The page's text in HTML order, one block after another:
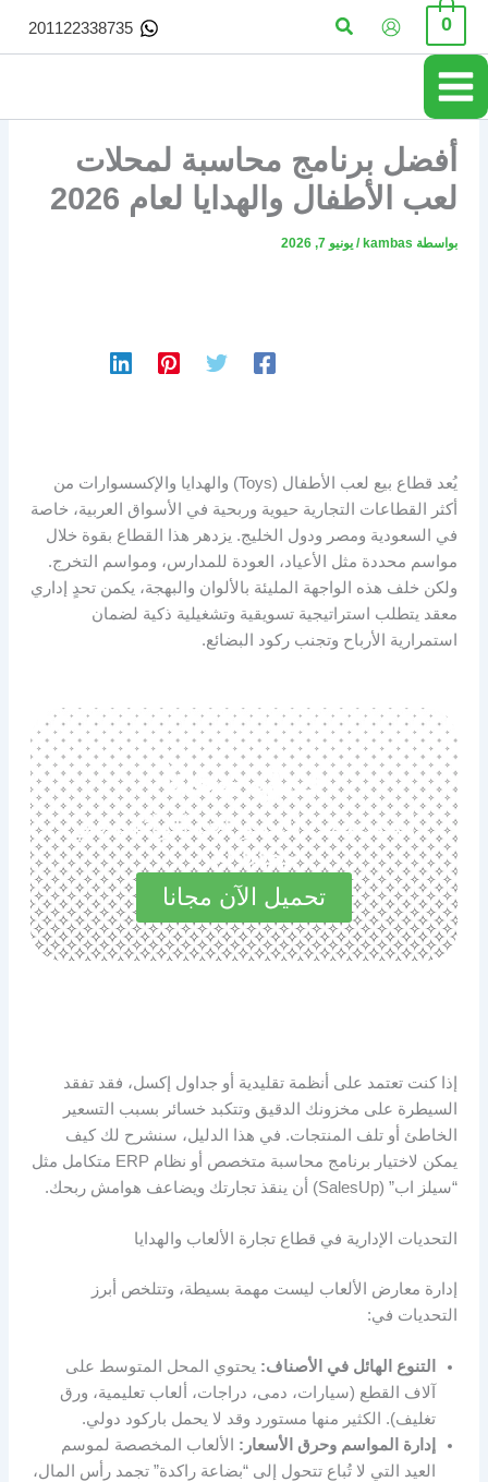
تخطي
المحتوى
0 البحث 201122338735
أفضل برنامج محاسبة لمحلات
لعب الأطفال والهدايا لعام 2026
بواسطة kambas
/ يونيو 7, 2026
يُعد قطاع بيع لعب الأطفال (Toys) والهدايا والإكسسوارات من
أكثر القطاعات التجارية حيوية وربحية في الأسواق العربية، خاصة
في السعودية ومصر ودول الخليج. يزدهر هذا القطاع بقوة خلال
مواسم محددة مثل الأعياد، العودة للمدارس، ومواسم التخرج.
ولكن خلف هذه الواجهة المليئة بالألوان والبهجة، يكمن تحدٍ إداري
معقد يتطلب استراتيجية تسويقية وتشغيلية ذكية لضمان
استمرارية الأرباح وتجنب ركود البضائع.
حمل مجانا
استكشف المميزات الرائعة في
مجاناً الآن
تحميل الآن مجانا
إذا كنت تعتمد على أنظمة تقليدية أو جداول إكسل، فقد تفقد
السيطرة على مخزونك الدقيق وتتكبد خسائر بسبب التسعير
الخاطئ أو تلف المنتجات. في هذا الدليل، سنشرح لك كيف
يمكن لاختيار برنامج محاسبة متخصص أو نظام ERP متكامل مثل
“سيلز اب” (SalesUp) أن ينقذ تجارتك ويضاعف هوامش ربحك.
التحديات الإدارية في قطاع تجارة الألعاب والهدايا
إدارة معارض الألعاب ليست مهمة بسيطة، وتتلخص أبرز
التحديات في:
التنوع الهائل في الأصناف: يحتوي المحل المتوسط على
آلاف القطع (سيارات، دمى، دراجات، ألعاب تعليمية، ورق
تغليف). الكثير منها مستورد وقد لا يحمل باركود دولي.
إدارة المواسم وحرق الأسعار: الألعاب المخصصة لموسم
العيد التي لا تُباع تتحول إلى “بضاعة راكدة” تجمد رأس المال،